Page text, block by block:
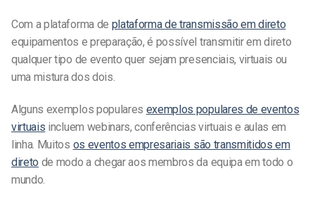
Com a plataforma de plataforma de transmissão em direto
equipamentos e preparação, é possível transmitir em direto
qualquer tipo de evento quer sejam presenciais, virtuais ou
uma mistura dos dois.
Alguns exemplos populares exemplos populares de eventos
virtuais incluem webinars, conferências virtuais e aulas em
linha. Muitos os eventos empresariais são transmitidos em
direto de modo a chegar aos membros da equipa em todo o
mundo.